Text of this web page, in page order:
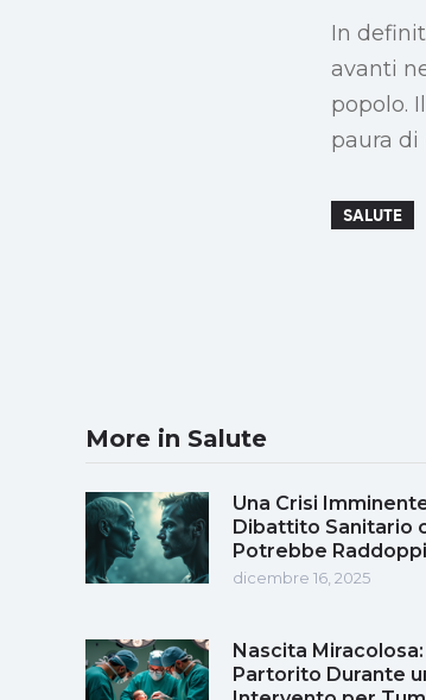
In
avanti
popolo.
paura di
SALUTE
More in Salute
Una Crisi
Dibattito Sanitario
Potrebbe
dicembre 16, 2025
Nascita
Partorito Durante